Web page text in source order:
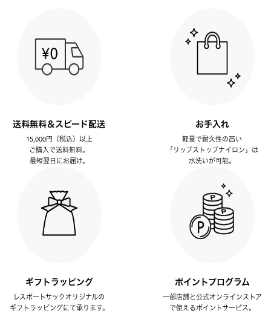
送料無料＆スピード配送
15,000円（税込）以上
ご購入で送料無料。
最短翌日にお届け。
お手入れ
軽量で耐久性の高い
「リップストップナイロン」は
水洗いが可能。
ギフトラッピング
レスポートサックオリジナルの
ギフトラッピングにて承ります。
ポイントプログラム
一部店舗と公式オンラインストア
で使えるポイントサービス。